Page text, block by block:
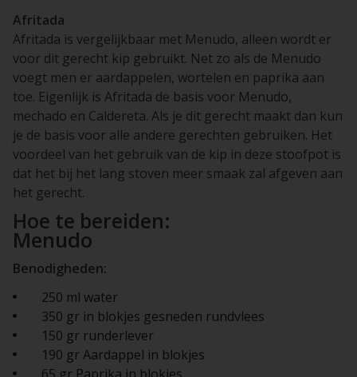
Afritada
Afritada is vergelijkbaar met Menudo, alleen wordt er
voor dit gerecht kip gebruikt. Net zo als de Menudo
voegt men er aardappelen, wortelen en paprika aan
toe. Eigenlijk is Afritada de basis voor Menudo,
mechado en Caldereta. Als je dit gerecht maakt dan kun
je de basis voor alle andere gerechten gebruiken. Het
voordeel van het gebruik van de kip in deze stoofpot is
dat het bij het lang stoven meer smaak zal afgeven aan
het gerecht.
Hoe te bereiden:
Menudo
Benodigheden:
250 ml water
350 gr in blokjes gesneden rundvlees
150 gr runderlever
190 gr Aardappel in blokjes